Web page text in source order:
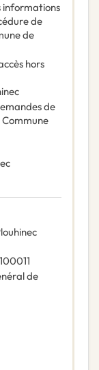
informations
de
de
hors
de
Commune
de